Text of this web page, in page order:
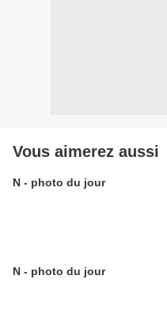
Vous aimerez aussi
N - photo du jour
N - photo du jour